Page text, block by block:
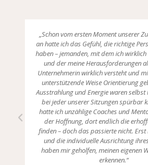
„Schon vom ersten Moment unserer
an hatte ich das Gefühl, die richtige
haben – jemanden, mit dem ich
und der meine Herausforderungen
Unternehmerin wirklich versteht und
unterstützende Weise Orientierung
Ausstrahlung und Energie waren selbst
bei jeder unserer Sitzungen spürbar
hatte ich unzählige Coaches und
der Hoffnung, dort endlich die
finden – doch das passierte nicht. Erst
und die individuelle Ausrichtung
haben mir geholfen, meinen eigenen
erkennen.“